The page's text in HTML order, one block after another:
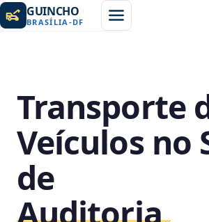
GUINCHO
BRASÍLIA -DF
Transporte
Veículos no
de
Auditoria,